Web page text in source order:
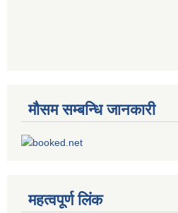
मौसम सम्बन्धि जानकारी
महत्वपूर्ण लिंक